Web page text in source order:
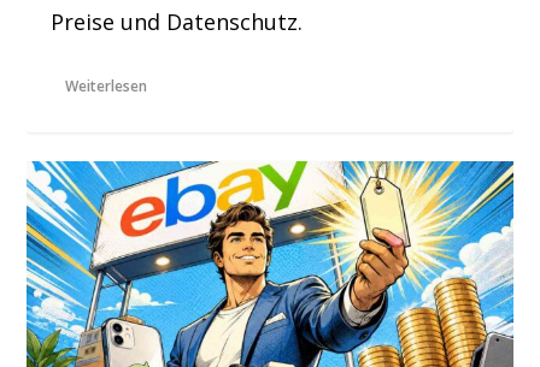
Preise und Datenschutz.
Weiterlesen